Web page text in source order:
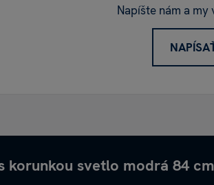
Napíšte nám a
korunkou svetlo modrá 84